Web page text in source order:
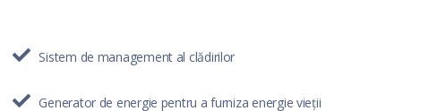
Sistem de management al clădirilor
Generator de energie pentru a furniza energie vieții